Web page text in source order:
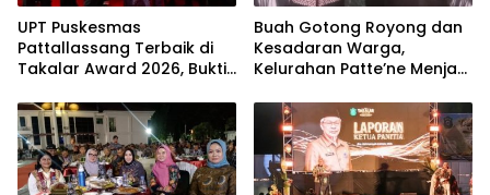
UPT Puskesmas
Pattallassang Terbaik di
Takalar Award 2026, Bukti
Pelayanan Kesehatan
Berkualitas
Buah Gotong Royong dan
Kesadaran Warga,
Kelurahan Patte’ne Menjadi
2026